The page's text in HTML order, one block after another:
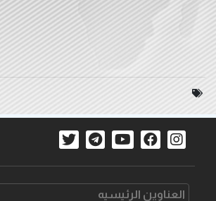
العناوین الرئیسیه